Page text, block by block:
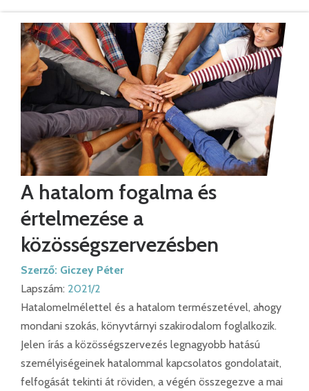
A hatalom fogalma és
értelmezése a
közösségszervezésben
Szerző: Giczey Péter
Lapszám: 2021/2
Hatalomelmélettel és a hatalom természetével, ahogy
mondani szokás, könyvtárnyi szakirodalom foglalkozik.
Jelen írás a közösségszervezés legnagyobb hatású
személyiségeinek hatalommal kapcsolatos gondolatait,
felfogását tekinti át röviden, a végén összegezve a mai